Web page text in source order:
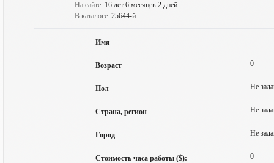
На сайте: 16 лет 6 месяцев 2 дней
В каталоге: 25644-й
Имя
Возраст 0
Пол Не
Страна, регион Не
Город Не
Стоимость часа работы ($): 0